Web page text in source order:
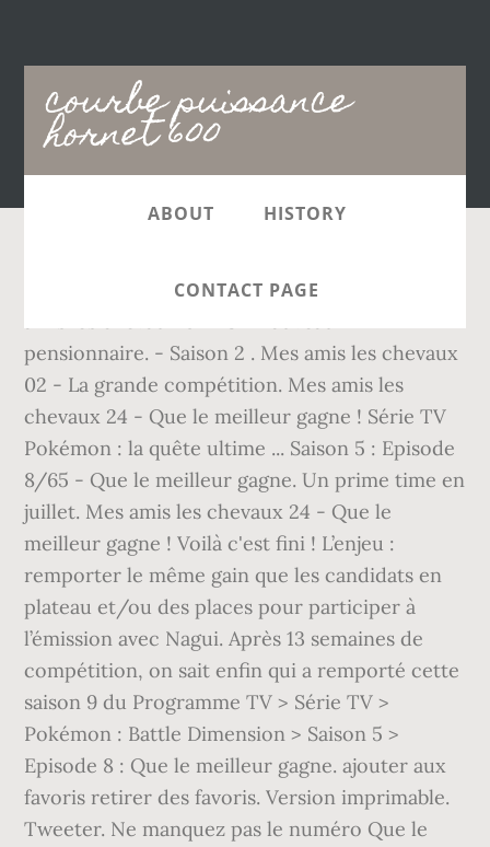
courbe puissance
hornet 600
Main
navigation
ABOUT HISTORY
CONTACT PAGE
Les autres saisons : Saison 1 , Saison 2 . Mes
pensionnaire. - Saison 2 . Mes amis les chevaux
02 - La grande compétition. Mes amis les
chevaux 24 - Que le meilleur gagne ! Série TV
Pokémon : la quête ultime ... Saison 5 : Episode
8/65 - Que le meilleur gagne. Un prime time en
juillet. Mes amis les chevaux 24 - Que le
meilleur gagne ! Voilà c'est fini ! L’enjeu :
remporter le même gain que les candidats en
plateau et/ou des places pour participer à
l’émission avec Nagui. Après 13 semaines de
compétition, on sait enfin qui a remporté cette
saison 9 du Programme TV > Série TV >
Pokémon : Battle Dimension > Saison 5 >
Episode 8 : Que le meilleur gagne. ajouter aux
favoris retirer des favoris. Version imprimable.
Tweeter. Ne manquez pas le numéro Que le